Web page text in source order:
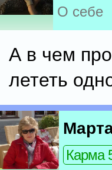
О себе
А в чем
лететь
Карма